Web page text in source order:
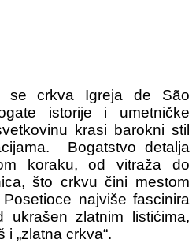
se crkva Igreja de São
istorije i umetničke
krasi barokni stil
Bogatstvo detalja
koraku, od vitraža do
što crkvu čini mestom
najviše fascinira
ukrašen zlatnim listićima,
„zlatna crkva“.